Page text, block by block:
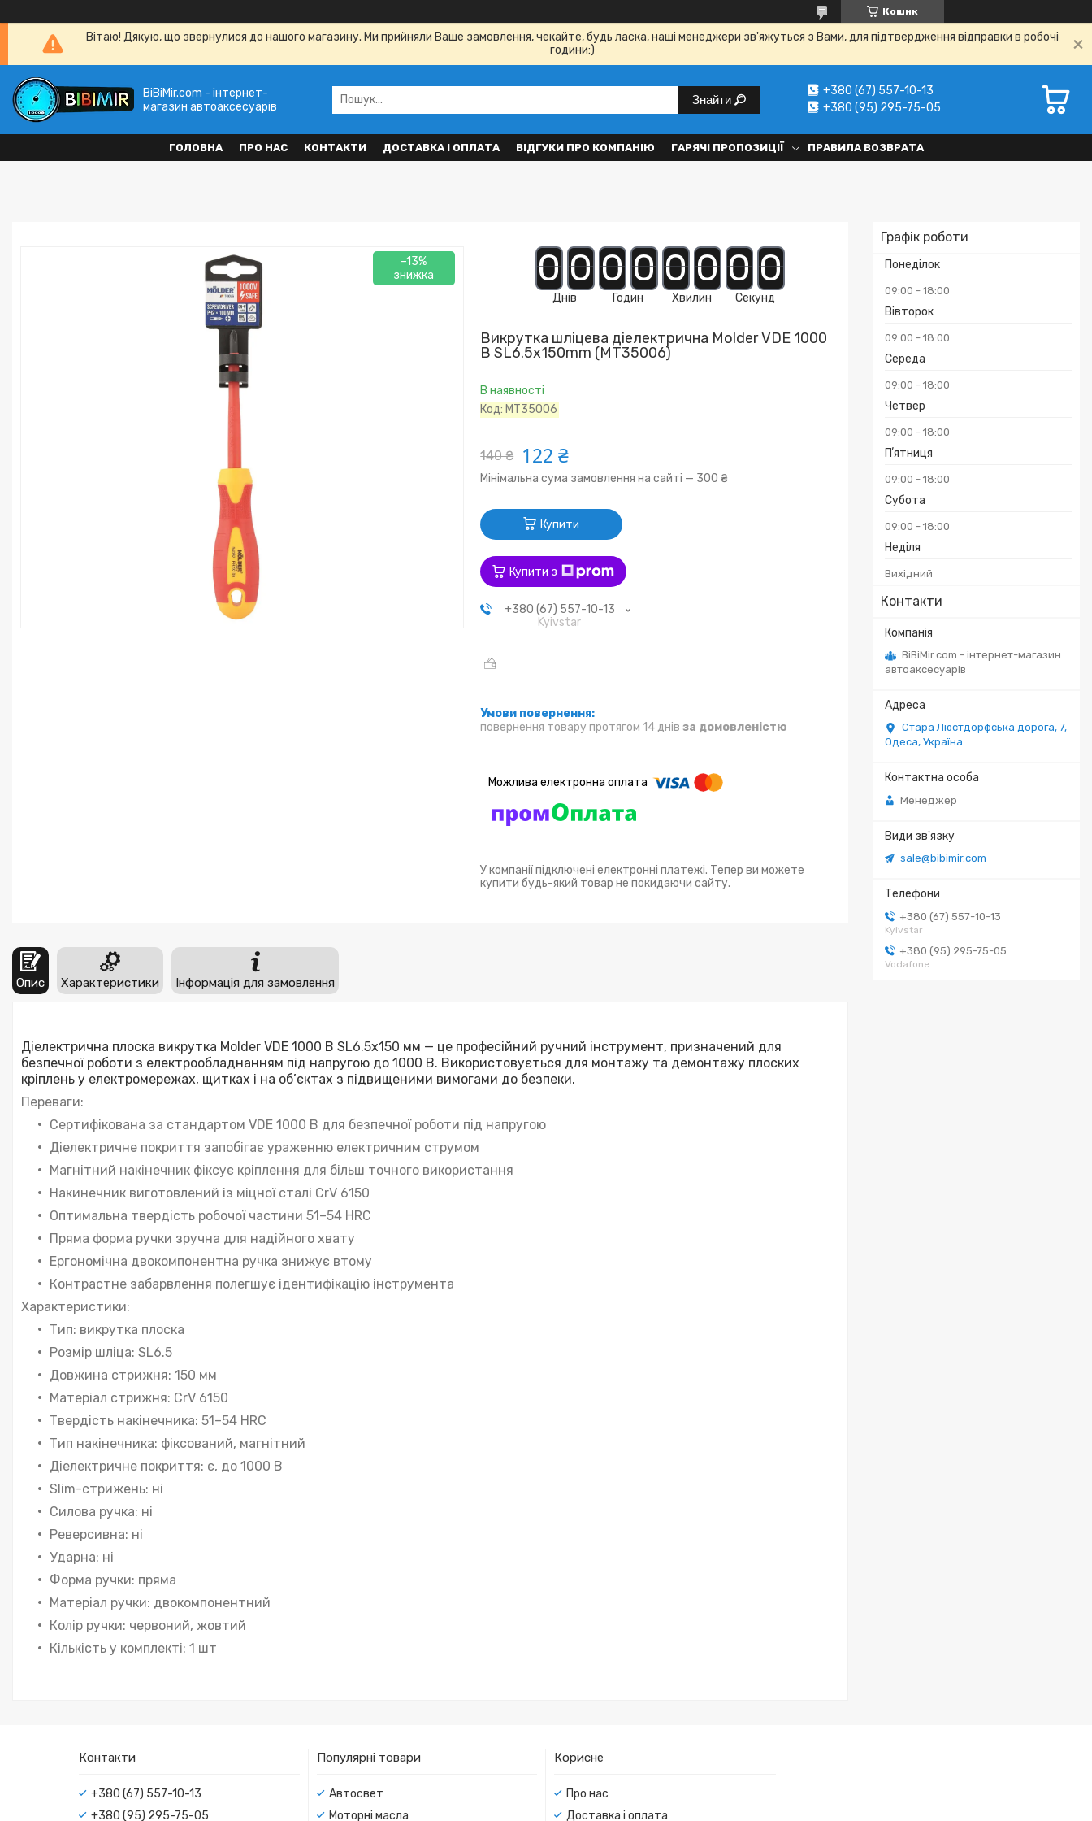
Кошик
Вітаю! Дякую, що звернулися до нашого магазину. Ми прийняли Ваше замовлення, чекайте, будь ласка, наші менеджери зв'яжуться з Вами, для підтвердження відправки в робочі
години:)
BiBiMir.com - інтернет-
магазин автоаксесуарів
Знайти
+380 (67) 557-10-13
+380 (95) 295-75-05
ГОЛОВНА ПРО НАС КОНТАКТИ ДОСТАВКА І ОПЛАТА ВІДГУКИ ПРО КОМПАНІЮ ГАРЯЧІ ПРОПОЗИЦІЇ ПРАВИЛА ВОЗВРАТА
Графік роботи
Понеділок
09:00 18:00
Вівторок
09:00 18:00
Середа
09:00 18:00
Четвер
09:00 18:00
Пʼятниця
09:00 18:00
Субота
09:00 18:00
Неділя
Вихідний
Контакти
BiBiMir.com - інтернет-магазин
автоаксесуарів
Стара Люстдорфська дорога, 7,
Одеса, Україна
Менеджер
sale@bibimir.com
+380 (67) 557-10-13
Kyivstar
+380 (95) 295-75-05
Vodafone
–13% 00
Днів
00
Годин
00
Хвилин
00
Секунд
Викрутка шліцева діелектрична Molder VDE 1000
В SL6.5x150mm (MT35006)
В наявності
Код: MT35006
140 ₴ 122 ₴
Мінімальна сума замовлення на сайті — 300 ₴
Купити
Купити з
+380 (67) 557-10-13
Kyivstar
повернення товару протягом 14 днів за домовленістю
У компанії підключені електронні платежі. Тепер ви можете
купити будь-який товар не покидаючи сайту.
Опис Характеристики Інформація для замовлення
Діелектрична плоска викрутка Molder VDE 1000 В SL6.5x150 мм — це професійний ручний інструмент, призначений для
безпечної роботи з електрообладнанням під напругою до 1000 В. Використовується для монтажу та демонтажу плоских
кріплень у електромережах, щитках і на об’єктах з підвищеними вимогами до безпеки.
Переваги:
Сертифікована за стандартом VDE 1000 В для безпечної роботи під напругою
Діелектричне покриття запобігає ураженню електричним струмом
Магнітний накінечник фіксує кріплення для більш точного використання
Накинечник виготовлений із міцної сталі CrV 6150
Оптимальна твердість робочої частини 51–54 HRC
Пряма форма ручки зручна для надійного хвату
Ергономічна двокомпонентна ручка знижує втому
Контрастне забарвлення полегшує ідентифікацію інструмента
Характеристики:
Тип: викрутка плоска
Розмір шліца: SL6.5
Довжина стрижня: 150 мм
Матеріал стрижня: CrV 6150
Твердість накінечника: 51–54 HRC
Тип накінечника: фіксований, магнітний
Діелектричне покриття: є, до 1000 В
Slim-стрижень: ні
Силова ручка: ні
Реверсивна: ні
Ударна: ні
Форма ручки: пряма
Матеріал ручки: двокомпонентний
Колір ручки: червоний, жовтий
Кількість у комплекті: 1 шт
Контакти
+380 (67) 557-10-13
+380 (95) 295-75-05
Популярні товари
Автосвет
Моторні масла
Корисне
Про нас
Доставка і оплата